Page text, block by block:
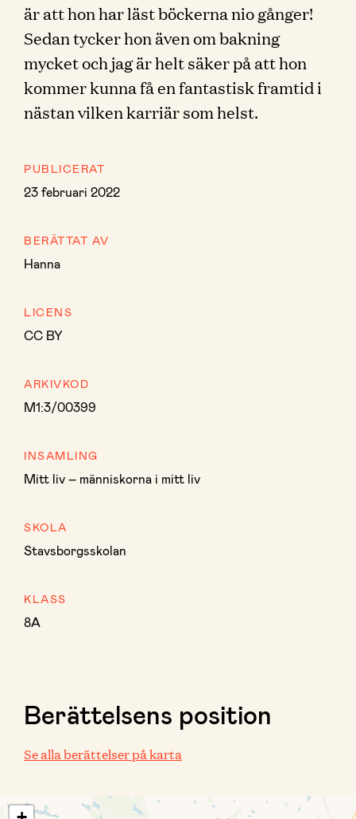
är att hon har läst böckerna nio gånger!
Sedan tycker hon även om bakning
mycket och jag är helt säker på att hon
kommer kunna få en fantastisk framtid i
nästan vilken karriär som helst.
PUBLICERAT
23 februari 2022
BERÄTTAT AV
Hanna
LICENS
CC BY
ARKIVKOD
M1:3/00399
INSAMLING
Mitt liv – människorna i mitt liv
SKOLA
Stavsborgsskolan
KLASS
8A
Berättelsens position
Se alla berättelser på karta